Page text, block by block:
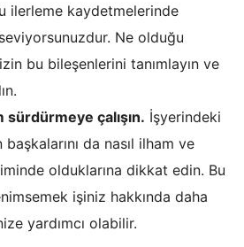
ilerleme kaydetmelerinde
Ne olduğu
bu bileşenlerini tanımlayın ve
çalışın. İşyerindeki
da nasıl ilham ve
olduklarına dikkat edin. Bu
işiniz hakkında daha
yardımcı olabilir.